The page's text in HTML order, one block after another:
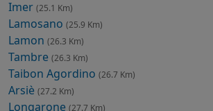
Imer (25.1 Km)
Lamosano (25.9 Km)
Lamon (26.3 Km)
Tambre (26.3 Km)
Taibon Agordino (26.7 Km)
Arsiè (27.2 Km)
Longarone (27.7 Km)